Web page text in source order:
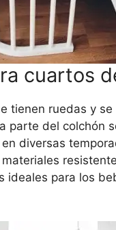
cuartos
tienen ruedas y
parte del colchón
diversas
ideales para los